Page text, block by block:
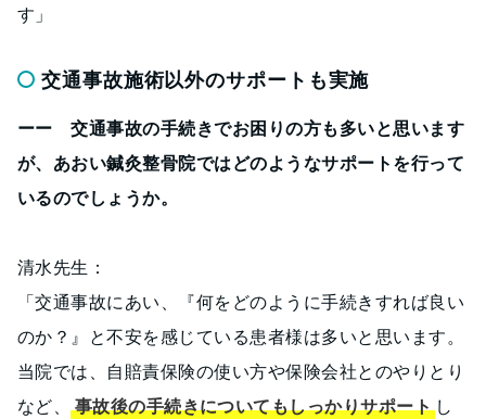
す」
交通事故施術以外のサポートも実施
ーー 交通事故の手続きでお困りの方も多いと思います
が、あおい鍼灸整骨院ではどのようなサポートを行って
いるのでしょうか。
清水先生：
「交通事故にあい、『何をどのように手続きすれば良い
のか？』と不安を感じている患者様は多いと思います。
当院では、自賠責保険の使い方や保険会社とのやりとり
など、事故後の手続きについてもしっかりサポート し